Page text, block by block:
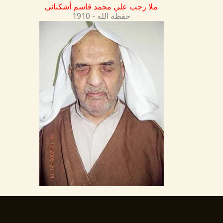
ملا رجب علي محمد قاسم أشكناني
1910 - حفظه الله